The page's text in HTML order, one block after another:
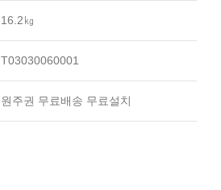
16.2㎏
T03030060001
원주권 무료배송 무료설치